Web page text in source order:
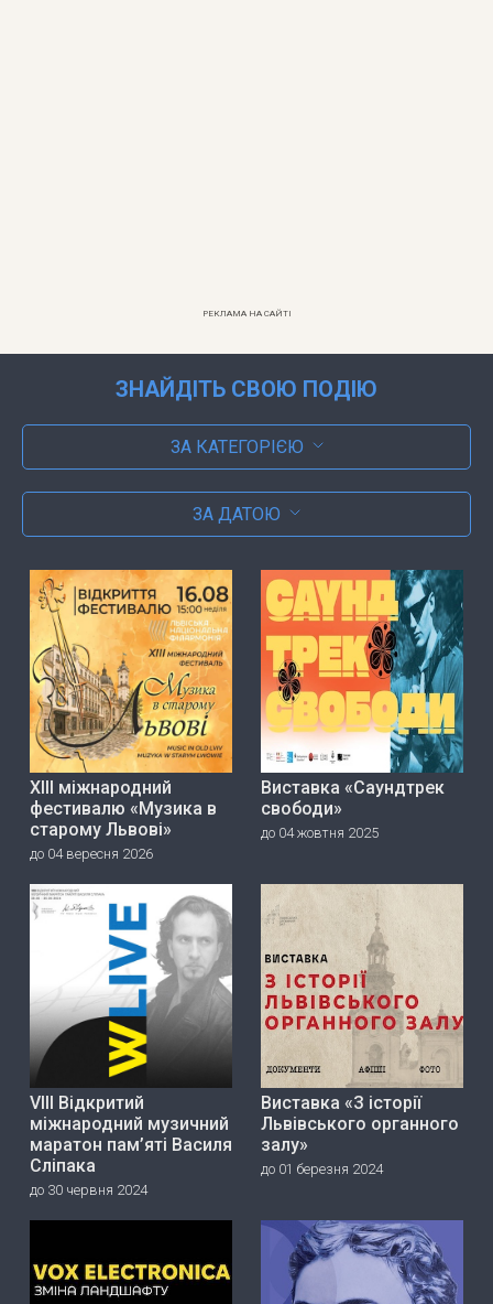
РЕКЛАМА НА САЙТІ
ЗНАЙДІТЬ СВОЮ ПОДІЮ
ЗА КАТЕГОРІЄЮ
ЗА ДАТОЮ
ХІІІ міжнародний
фестивалю «Музика в
старому Львові»
до 04 вересня 2026
Виставка «Саундтрек
свободи»
до 04 жовтня 2025
VIII Відкритий
міжнародний музичний
маратон пам’яті Василя
Сліпака
до 30 червня 2024
Виставка «З історії
Львівського органного
залу»
до 01 березня 2024